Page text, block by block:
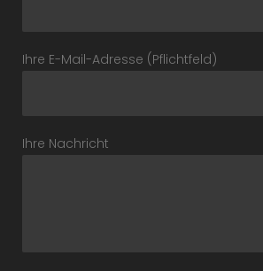
Ihre E-Mail-Adresse (Pflichtfeld)
Ihre Nachricht